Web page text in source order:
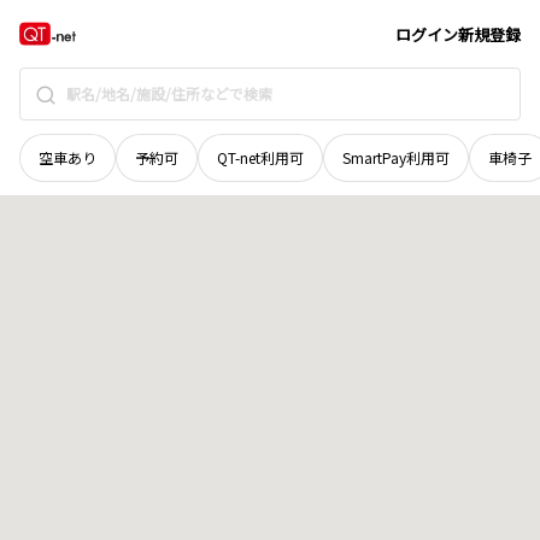
ログイン新規登録
空車あり 予約可 QT-net利用可 SmartPay利用可 車椅子
愛媛県